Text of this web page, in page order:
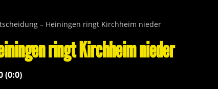
– Heiningen ringt Kirchheim nieder
ringt Kirchheim nieder
(0:0)